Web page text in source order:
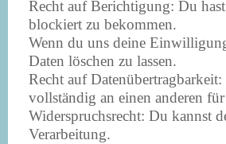
Recht auf Berichtigung: Du
blockiert zu bekommen.
Wenn du uns deine
Daten löschen zu lassen.
Recht auf
vollständig an einen anderen
Widerspruchsrecht: Du kannst
Verarbeitung.